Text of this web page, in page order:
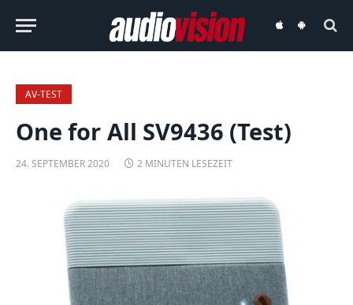
audiovisionaudiovision
AV-TEST
One for All SV9436 (Test)
24. SEPTEMBER 2020 2 MINUTEN LESEZEIT